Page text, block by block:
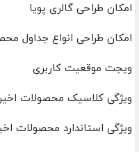
امکان طراحی گالری پویا
امکان طراحی انواع جداول
ویجت موقعیت کاربری
ویژگی کلاسیک محصولات اخیر
ویژگی استاندارد محصولات